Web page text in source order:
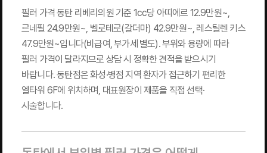
필러 가격 동탄 리베리의원 기준 1cc당 아띠에르 12.9만원~,
르네필 24.9만원~, 벨로테로(갈더마) 42.9만원~, 레스틸렌 키스
47.9만원~입니다(비급여, 부가세 별도). 부위와 용량에 따라
필러 가격이 달라지므로 상담 시 정확한 견적을 받으시기
바랍니다. 동탄점은 화성·병점 지역 환자가 접근하기 편리한
엘타워 6F에 위치하며, 대표원장이 제품을 직접 선택·
시술합니다.